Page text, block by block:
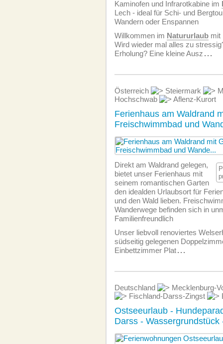
Kaminofen und Infrarotkabine im
Lech - ideal für Schi- und
Wandern oder Enspannen
Willkommen im Natururlaub mit
Wird wieder mal alles zu
Erholung? Eine kleine Ausz ...
Österreich Steiermark
Hochschwab
Aflenz-Kurort
Ferienhaus am Waldrand
Freischwimmbad und
Direkt am Waldrand gelegen,
bietet unser Ferienhaus mit
seinem romantischen Garten
den idealden Urlaubsort für
und den Wald lieben.
Wanderwege befinden sich in
Familien­freundlich
Unser liebvoll renoviertes
südseitig gelegenen
Einbettzimmer Plat...
Deutschland
Mecklenburg-
Fischland-Darss-Zingst
Ostseeurlaub -
Darss - Wassergrundstück